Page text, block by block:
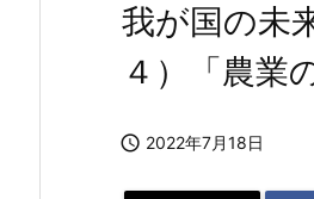
我が国の未
４）「農業
 2022年7月18日